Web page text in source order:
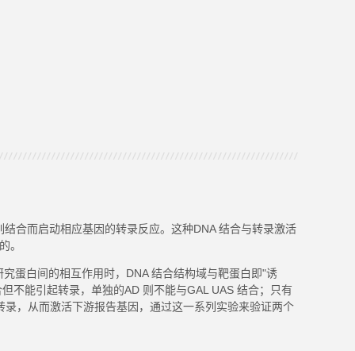
结合而启动相应基因的转录反应。这种DNA 结合与转录激活
。
蛋白间的相互作用时，DNA 结合结构域与靶蛋白即"诱
不能引起转录，单独的AD 则不能与GAL UAS 结合；只有
，从而激活下游报告基因，通过这一系列实验来验证两个